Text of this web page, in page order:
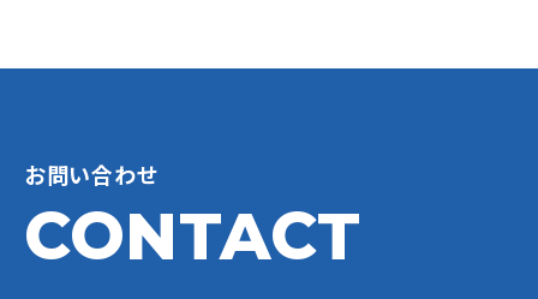
お問い合わせ
CONTACT